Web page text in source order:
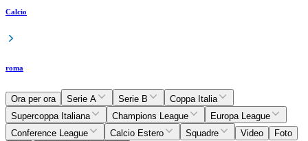
Calcio
roma
Ora per ora Serie A Serie B
Coppa Italia
Supercoppa Italiana
Champions League
Europa League
Conference League
Calcio Estero Squadre Video
Foto